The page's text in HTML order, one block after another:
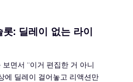
: 딜레이 없는 라이
면서 “이거 편집한 거 아니
에 딜레이 걸어놓고 리액션만